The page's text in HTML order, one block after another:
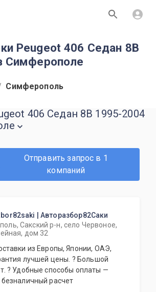
Peugeot 406 Седан 8B
Симферополе
Симферополь
406 Седан 8B 1995-2004
Отправить запрос в 1
компаний
| Авторазбор82Саки
Сакский р-н, село Червоное,
дом 32
из Европы, Японии, ОАЭ,
лучшей цены. ? Большой
? Удобные способы оплаты —
расчет